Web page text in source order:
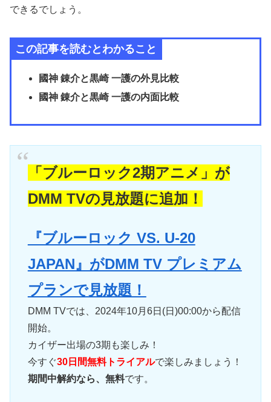
できるでしょう。
この記事を読むとわかること
國神 錬介と黒崎 一護の外見比較
國神 錬介と黒崎 一護の内面比較
「ブルーロック2期アニメ」が
DMM TVの見放題に追加！
『ブルーロック VS. U-20
JAPAN』がDMM TV プレミアム
プランで見放題！
DMM TVでは、2024年10月6日(日)00:00から配信
開始。
カイザー出場の3期も楽しみ！
今すぐ30日間無料トライアルで楽しみましょう！
期間中解約なら、無料です。